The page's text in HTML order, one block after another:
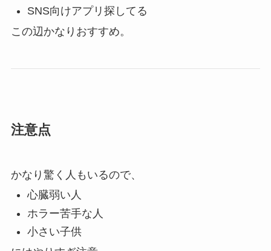
SNS向けアプリ探してる
この辺かなりおすすめ。
注意点
かなり驚く人もいるので、
心臓弱い人
ホラー苦手な人
小さい子供